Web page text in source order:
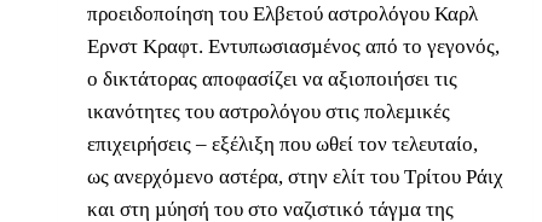
προειδοποίηση του Ελβετού αστρολόγου Καρλ
Ερνστ Κραφτ. Εντυπωσιασµένος από το γεγονός,
ο δικτάτορας αποφασίζει να αξιοποιήσει τις
ικανότητες του αστρολόγου στις πολεµικές
επιχειρήσεις – εξέλιξη που ωθεί τον τελευταίο,
ως ανερχόµενο αστέρα, στην ελίτ του Τρίτου Ράιχ
και στη µύησή του στο ναζιστικό τάγµα της